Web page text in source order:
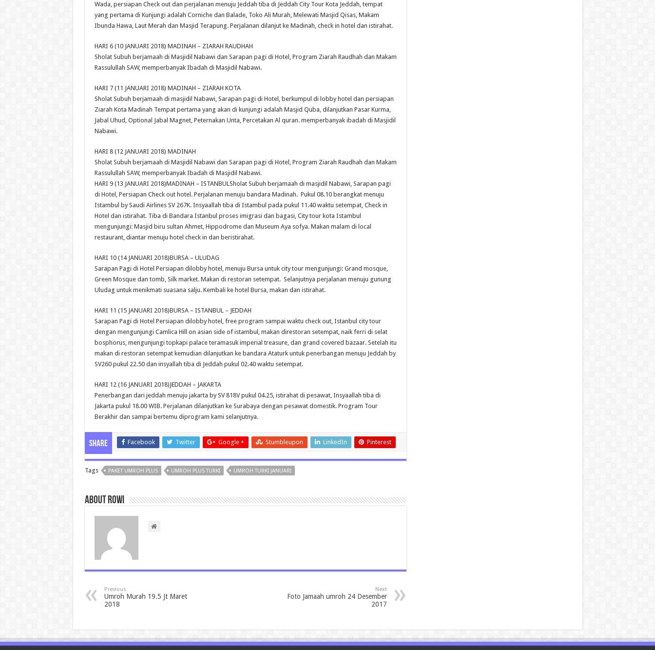
Wada, persiapan Check out dan perjalanan menuju Jeddah tiba di Jeddah City Tour Kota Jeddah, tempat
yang pertama di Kunjungi adalah Corniche dan Balade, Toko Ali Murah, Melewati Masjid Qisas, Makam
Ibunda Hawa, Laut Merah dan Masjid Terapung. Perjalanan dilanjut ke Madinah, check in hotel dan istirahat.
HARI 6 (10 JANUARI 2018) MADINAH – ZIARAH RAUDHAH
Sholat Subuh berjamaah di Masjidil Nabawi dan Sarapan pagi di Hotel, Program Ziarah Raudhah dan Makam
Rassulullah SAW, memperbanyak Ibadah di Masjidil Nabawi.
HARI 7 (11 JANUARI 2018) MADINAH – ZIARAH KOTA
Sholat Subuh berjamaah di masjidil Nabawi, Sarapan pagi di Hotel, berkumpul di lobby hotel dan persiapan
Ziarah Kota Madinah Tempat pertama yang akan di kunjungi adalah Masjid Quba, dilanjutkan Pasar Kurma,
Jabal Uhud, Optional Jabal Magnet, Peternakan Unta, Percetakan Al quran. memperbanyak ibadah di Masjidil
Nabawi.
HARI 8 (12 JANUARI 2018) MADINAH
Sholat Subuh berjamaah di Masjidil Nabawi dan Sarapan pagi di Hotel, Program Ziarah Raudhah dan Makam
Rassulullah SAW, memperbanyak Ibadah di Masjidil Nabawi.
HARI 9 (13 JANUARI 2018)MADINAH – ISTANBULSholat Subuh berjamaah di masjidil Nabawi, Sarapan pagi
di Hotel, Persiapan Check out hotel. Perjalanan menuju bandara Madinah. Pukul 08.10 berangkat menuju
Istambul by Saudi Airlines SV 267K. Insyaallah tiba di Istambul pada pukul 11.40 waktu setempat, Check in
Hotel dan istirahat. Tiba di Bandara Istanbul proses imigrasi dan bagasi, City tour kota Istambul
mengunjungi: Masjid biru sultan Ahmet, Hippodrome dan Museum Aya sofya. Makan malam di local
restaurant, diantar menuju hotel check in dan beristirahat.
HARI 10 (14 JANUARI 2018)BURSA – ULUDAG
Sarapan Pagi di Hotel Persiapan dilobby hotel, menuju Bursa untuk city tour mengunjungi: Grand mosque,
Green Mosque dan tomb, Silk market. Makan di restoran setempat. Selanjutnya perjalanan menuju gunung
Uludag untuk menikmati suasana salju. Kembali ke hotel Bursa, makan dan istirahat.
HARI 11 (15 JANUARI 2018)BURSA – ISTANBUL – JEDDAH
Sarapan Pagi di Hotel Persiapan dilobby hotel, free program sampai waktu check out, Istanbul city tour
dengan mengunjungi Camlica Hill on asian side of istambul, makan direstoran setempat, naik ferri di selat
bosphorus, mengunjungi topkapi palace teramasuk imperial treasure, dan grand covered bazaar. Setelah itu
makan di restoran setempat kemudian dilanjutkan ke bandara Ataturk untuk penerbangan menuju Jeddah by
SV260 pukul 22.50 dan insyallah tiba di Jeddah pukul 02.40 waktu setempat.
HARI 12 (16 JANUARI 2018)JEDDAH – JAKARTA
Penerbangan dari jeddah menuju jakarta by SV 818V pukul 04.25, istirahat di pesawat, Insyaallah tiba di
Jakarta pukul 18.00 WIB. Perjalanan dilanjutkan ke Surabaya dengan pesawat domestik. Program Tour
Berakhir dan sampai bertemu diprogram kami selanjutnya.
Share Facebook Twitter Google + Stumbleupon LinkedIn Pinterest
Tags PAKET UMROH PLUS UMROH PLUS TURKI UMROH TURKI JANUARI
About rowi
Previous
Umroh Murah 19.5 Jt Maret
2018
Next
Foto Jamaah umroh 24 Desember
2017